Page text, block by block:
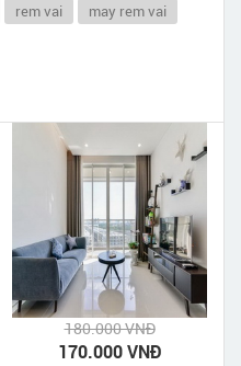
rem vai
may rem vai
180.000 VNĐ
170.000 VNĐ